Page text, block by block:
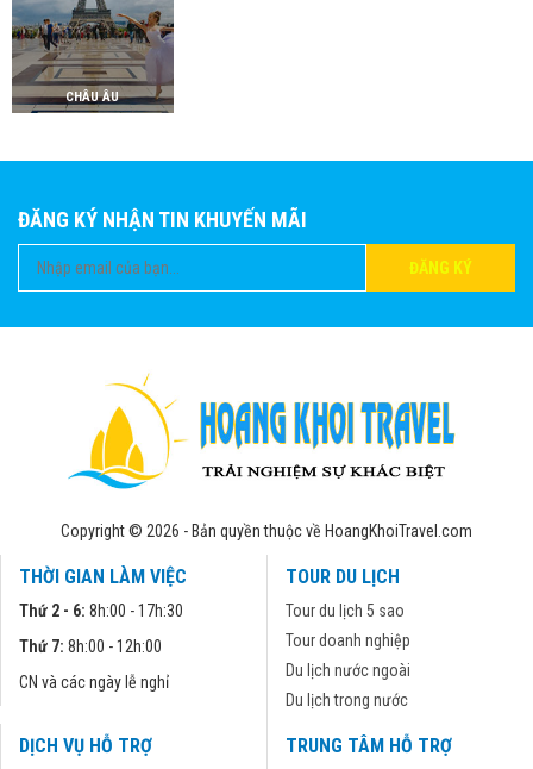
CHÂU ÂU
ĐĂNG KÝ NHẬN TIN KHUYẾN MÃI
ĐĂNG KÝ
Copyright © 2026 - Bản quyền thuộc về HoangKhoiTravel.com
THỜI GIAN LÀM VIỆC
Thứ 2 - 6: 8h:00 - 17h:30
Thứ 7: 8h:00 - 12h:00
CN và các ngày lễ nghỉ
TOUR DU LỊCH
Tour du lịch 5 sao
Tour doanh nghiệp
Du lịch nước ngoài
Du lịch trong nước
DỊCH VỤ HỖ TRỢ TRUNG TÂM HỖ TRỢ